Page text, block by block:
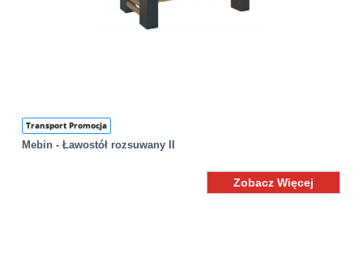
Transport Promocja
Mebin - Ławostół rozsuwany II
Zobacz Więcej